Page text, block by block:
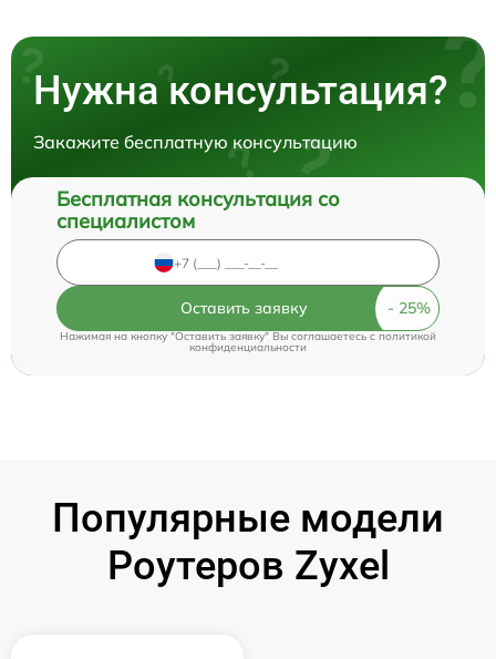
Нужна консультация?
Закажите бесплатную консультацию
Бесплатная консультация со
специалистом
Оставить заявку
Нажимая на кнопку "Оставить заявку" Вы соглашаетесь cполитикой
конфиденциальности
Популярные модели
Роутеров Zyxel